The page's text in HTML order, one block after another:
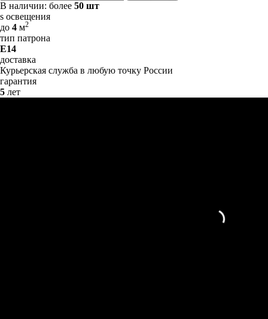
В наличии: более 50 шт
s освещения
до 4 м2
тип патрона
E14
доставка
Курьерская служба в любую точку России
гарантия
5 лет